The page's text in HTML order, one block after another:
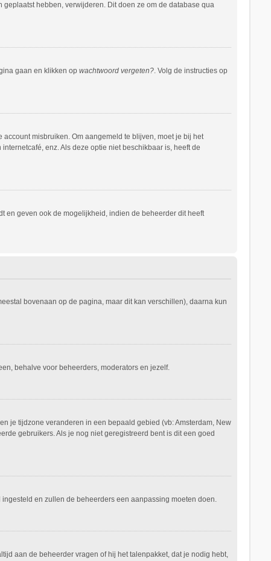
hebben, verwijderen. Dit doen ze om de database qua
gaan en klikken op wachtwoord vergeten?. Volg de instructies op
misbruiken. Om aangemeld te blijven, moet je bij het
enz. Als deze optie niet beschikbaar is, heeft de
en geven ook de mogelijkheid, indien de beheerder dit heeft
bovenaan op de pagina, maar dit kan verschillen), daarna kun
behalve voor beheerders, moderators en jezelf.
je tijdzone veranderen in een bepaald gebied (vb: Amsterdam, New
gebruikers. Als je nog niet geregistreerd bent is dit een goed
en zullen de beheerders een aanpassing moeten doen.
aan de beheerder vragen of hij het talenpakket, dat je nodig hebt,